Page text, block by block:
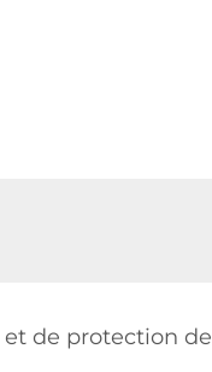
de protection de